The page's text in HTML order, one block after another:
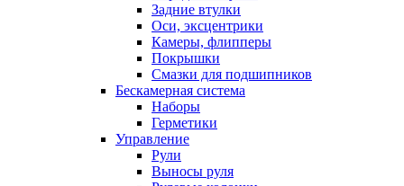
Задние втулки
Оси, эксцентрики
Камеры, флипперы
Покрышки
Смазки для подшипников
Бескамерная система
Наборы
Герметики
Управление
Рули
Выносы руля